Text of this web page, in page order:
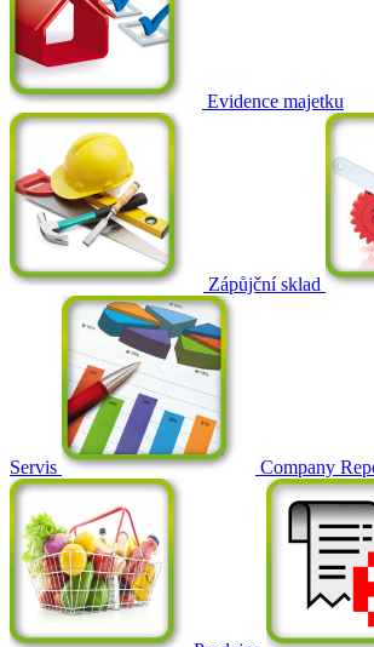
Evidence majetku
Zápůjční sklad
Servis Company